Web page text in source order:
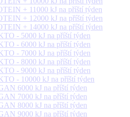
+ 11000 kJ na příští týden
+ 12000 kJ na příští týden
+ 14000 kJ na příští týden
- 5000 kJ na příští týden
- 6000 kJ na příští týden
- 7000 kJ na příští týden
- 8000 kJ na příští týden
- 9000 kJ na příští týden
- 10000 kJ na příští týden
6000 kJ na příští týden
7000 kJ na příští týden
8000 kJ na příští týden
9000 kJ na příští týden